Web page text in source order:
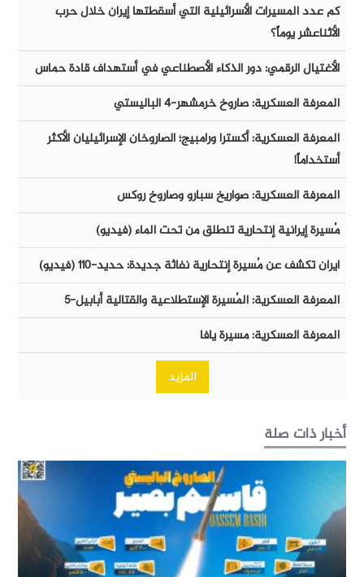
كم عدد المسيرات الأسرائيلية التي أسقطتها إيران خلال حرب
الأثناعشر يوماً؟
الأغتيال الرقمي: دور الذكاء الأصطناعي في أستهداف قادة حماس
المعرفة العسكرية: صاروخ خرمشهر-٤ الباليستي
المعرفة العسكرية: أكسترا ورامبيج؛ الصاروخان الإسرائيليان الأكثر
أستخداماً!
المعرفة العسكرية: صواريخ سبارو وصاروخ روكس
مُسيرة إيرانية إنتحارية تنطلق من تحت الماء (فيديو)
ايران تكشف عن مُسيرة إنتحارية نفاثة جديدة: حديد-١١٠ (فيديو)
المعرفة العسكرية: المُسيرة الإستطلاعية والقتالية أبابيل-٥
المعرفة العسكرية: مسيرة يافا
المزيد
أخبار ذات صلة